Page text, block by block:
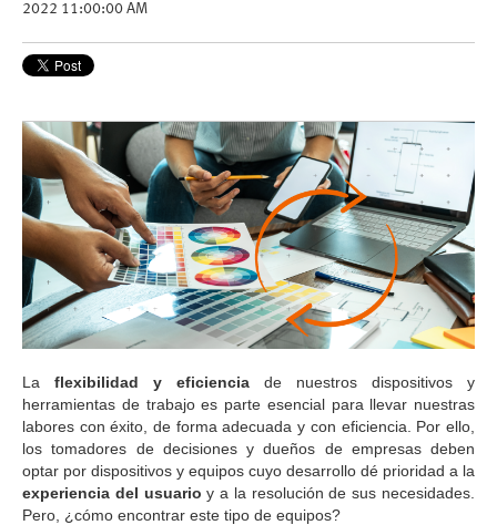
2022 11:00:00 AM
La flexibilidad y eficiencia de nuestros dispositivos y
herramientas de trabajo es parte esencial para llevar nuestras
labores con éxito, de forma adecuada y con eficiencia. Por ello,
los tomadores de decisiones y dueños de empresas deben
optar por dispositivos y equipos cuyo desarrollo dé prioridad a la
experiencia del usuario y a la resolución de sus necesidades.
Pero, ¿cómo encontrar este tipo de equipos?